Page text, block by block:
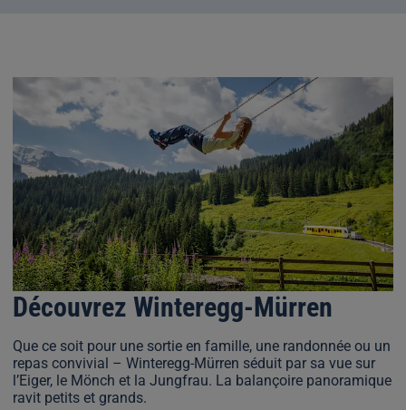
Découvrez Winteregg-Mürren
Que ce soit pour une sortie en famille, une randonnée ou un
repas convivial – Winteregg-Mürren séduit par sa vue sur
l’Eiger, le Mönch et la Jungfrau. La balançoire panoramique
ravit petits et grands.